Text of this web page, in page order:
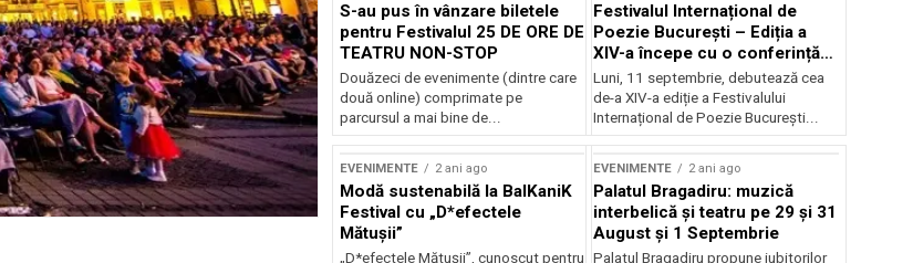
S-au pus în vânzare biletele
pentru Festivalul 25 DE ORE DE
TEATRU NON-STOP
Douăzeci de evenimente (dintre care
două online) comprimate pe
parcursul a mai bine de...
Festivalul Internațional de
Poezie București – Ediția a
XIV-a începe cu o conferință
despre limba română
susținută de Marco Lucchesi
Luni, 11 septembrie, debutează cea
de-a XIV-a ediție a Festivalului
Internațional de Poezie București...
EVENIMENTE 2 ani ago
Modă sustenabilă la BalKaniK
Festival cu „D*efectele
Mătușii”
„D*efectele Mătușii”, cunoscut pentru
EVENIMENTE 2 ani ago
Palatul Bragadiru: muzică
interbelică şi teatru pe 29 şi 31
August şi 1 Septembrie
Palatul Bragadiru propune iubitorilor